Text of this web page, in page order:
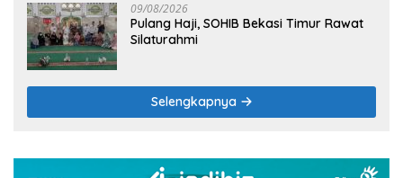
09/08/2026
Pulang Haji, SOHIB Bekasi Timur Rawat
Silaturahmi
Selengkapnya